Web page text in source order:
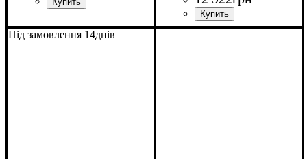
ширина, мм: 2000
высота, мм: н 820 в920
глубина, мм: 600
Під замовлення 14днів